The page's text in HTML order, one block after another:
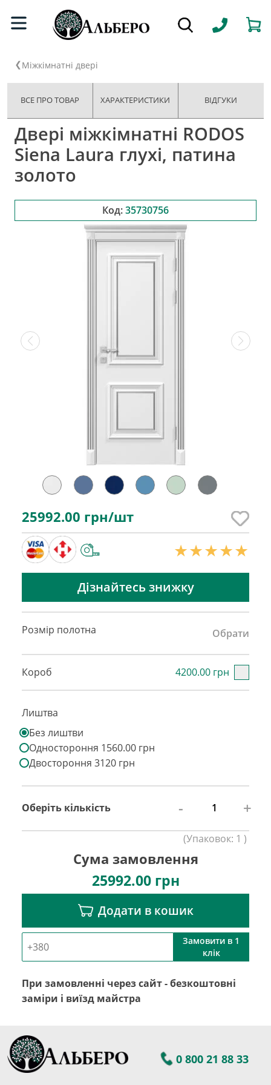
Міжкімнатні двері
ВСЕ ПРО ТОВАР ХАРАКТЕРИСТИКИ ВІДГУКИ
Двері міжкімнатні RODOS
Siena Laura глухі, патина
золото
Код:35730756
25992.00 грн/шт
Дізнайтесь знижку
Розмір полотна Обрати
Короб 4200.00 грн
Лиштва
Без лиштви
Одностороння 1560.00 грн
Двостороння 3120 грн
Оберіть кількість - +
(Упаковок: 1 )
Сума замовлення
25992.00грн
Додати в кошик
Замовити в 1
клік
При замовленні через сайт - безкоштовні
заміри і виїзд майстра
0 800 21 88 33